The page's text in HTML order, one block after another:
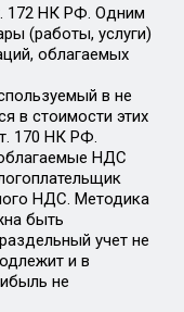
172 НК РФ. Одним
(работы, услуги)
облагаемых
в не
в стоимости этих
170 НК РФ.
НДС
НДС. Методика
быть
учет не
и в
не